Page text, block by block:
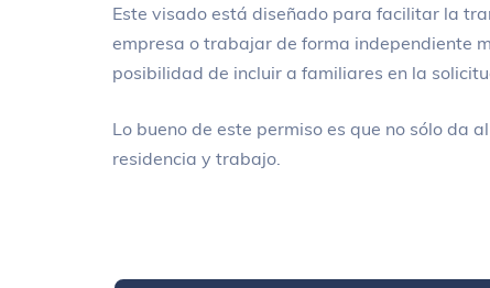
Este visado está diseñado para facilitar la
empresa o trabajar de forma independiente
posibilidad de incluir a familiares en la
Lo bueno de este permiso es que no sólo da
residencia y trabajo.